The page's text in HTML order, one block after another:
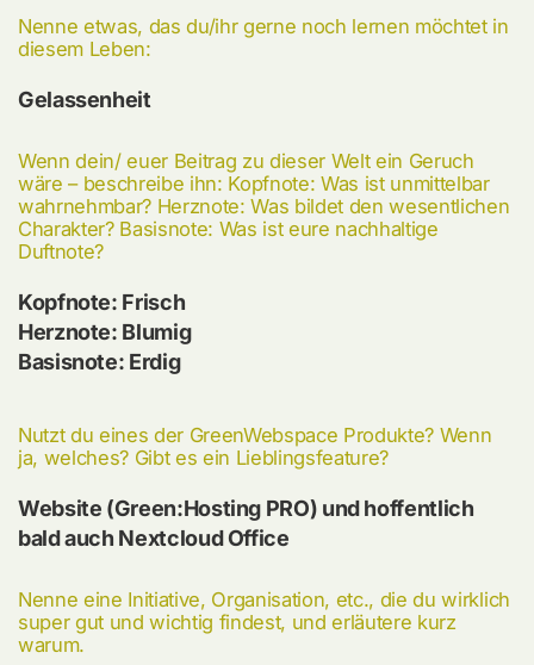
Nenne etwas, das du/ihr gerne noch lernen möchtet in
diesem Leben:
Gelassenheit
Wenn dein/ euer Beitrag zu dieser Welt ein Geruch
wäre – beschreibe ihn: Kopfnote: Was ist unmittelbar
wahrnehmbar? Herznote: Was bildet den wesentlichen
Charakter? Basisnote: Was ist eure nachhaltige
Duftnote?
Kopfnote: Frisch
Herznote: Blumig
Basisnote: Erdig
Nutzt du eines der GreenWebspace Produkte? Wenn
ja, welches? Gibt es ein Lieblingsfeature?
Website (Green:Hosting PRO) und hoffentlich
bald auch Nextcloud Office
Nenne eine Initiative, Organisation, etc., die du wirklich
super gut und wichtig findest, und erläutere kurz
warum.